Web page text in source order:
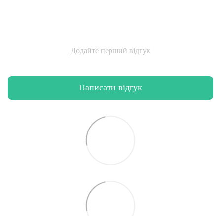
Додайте перший відгук
Написати відгук